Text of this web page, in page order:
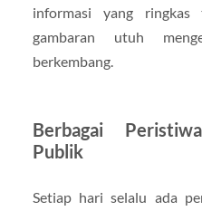
informasi yang ringkas
gambaran utuh
berkembang.
Berbagai
Publik
Setiap hari selalu ada